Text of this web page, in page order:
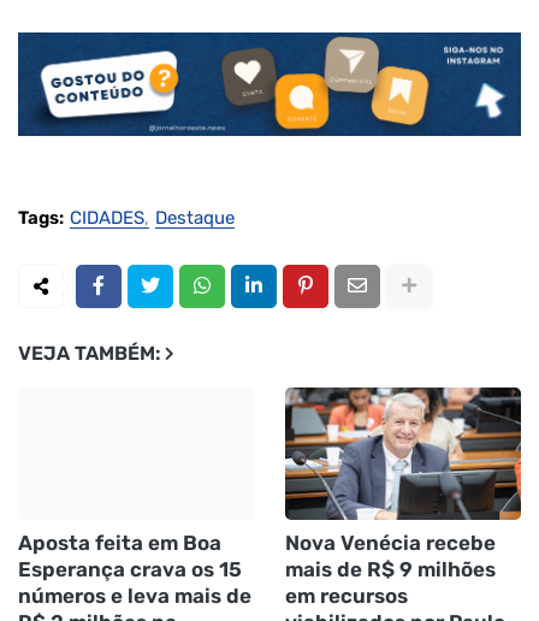
Tags: CIDADES Destaque
VEJA TAMBÉM:
Aposta feita em Boa
Esperança crava os 15
números e leva mais de
Nova Venécia recebe
mais de R$ 9 milhões
em recursos